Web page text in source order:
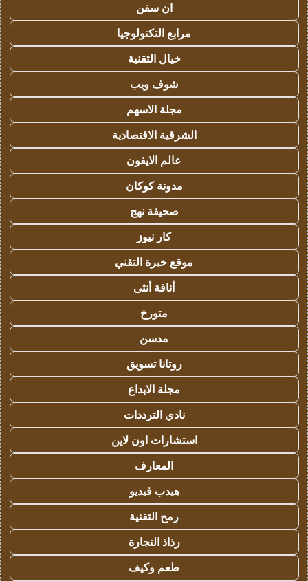
ان سفن
مرابع التكنولوجيا
خيال التقنية
شوف ويب
مجلة الاسهم
الشرقية الاقتصادية
عالم الايفون
مدونة كوكان
صحيفة نهج
كار نيوز
موقع خبرة التقني
أناقة أنثى
متورخ
مدسن
روتانا تسويق
مجلة الابداع
نادي الترددات
استشارات اون لاين
المعارف
هيدب فيديو
رمح التقنية
رذاذ التجارة
طعم وكيف